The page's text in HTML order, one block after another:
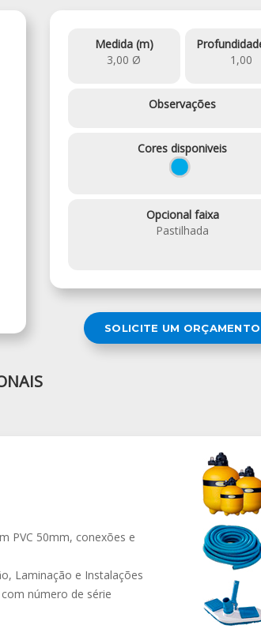
Medida (m)
3,00 Ø
1,00
Observações
Cores disponiveis
Opcional faixa
Pastilhada
SOLICITE UM ORÇAMENTO
PVC 50mm, conexões e
Laminação e Instalações
número de série